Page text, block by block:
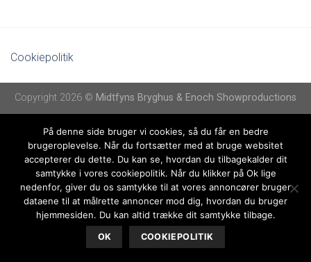
Cookiepolitik
Copyright 2026 © Midtfyns Bryghus & Enoch Showproductions
På denne side bruger vi cookies, så du får en bedre
brugeroplevelse. Når du fortsætter med at bruge websitet
accepterer du dette. Du kan se, hvordan du tilbagekalder dit
samtykke i vores cookiepolitik. Når du klikker på Ok lige
nedenfor, giver du os samtykke til at vores annoncører bruger
dataene til at målrette annoncer mod dig, hvordan du bruger
hjemmesiden. Du kan altid trække dit samtykke tilbage.
OK COOKIEPOLITIK